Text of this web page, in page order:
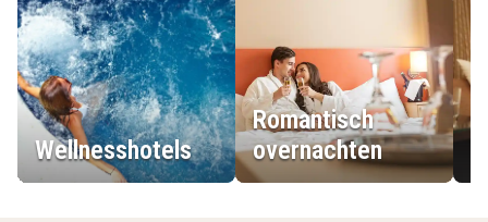
Wellnesshotels
Romantisch
overnachten